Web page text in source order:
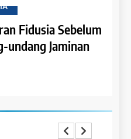
Fidusia Sebelum
undang Jaminan